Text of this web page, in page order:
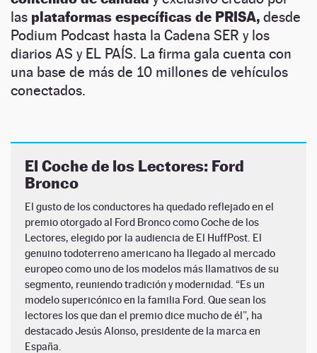
las plataformas específicas de PRISA, desde
Podium Podcast hasta la Cadena SER y los
diarios AS y EL PAÍS. La firma gala cuenta con
una base de más de 10 millones de vehículos
conectados.
El Coche de los Lectores: Ford
Bronco
El gusto de los conductores ha quedado reflejado en el
premio otorgado al Ford Bronco como Coche de los
Lectores, elegido por la audiencia de El HuffPost. El
genuino todoterreno americano ha llegado al mercado
europeo como uno de los modelos más llamativos de su
segmento, reuniendo tradición y modernidad. “Es un
modelo supericónico en la familia Ford. Que sean los
lectores los que dan el premio dice mucho de él”, ha
destacado Jesús Alonso, presidente de la marca en
España.